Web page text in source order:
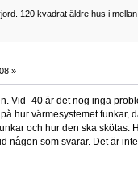
120 kvadrat äldre hus i
»
Vid -40 är det nog inga
hur värmesystemet
och hur den ska
någon som svarar. Det är